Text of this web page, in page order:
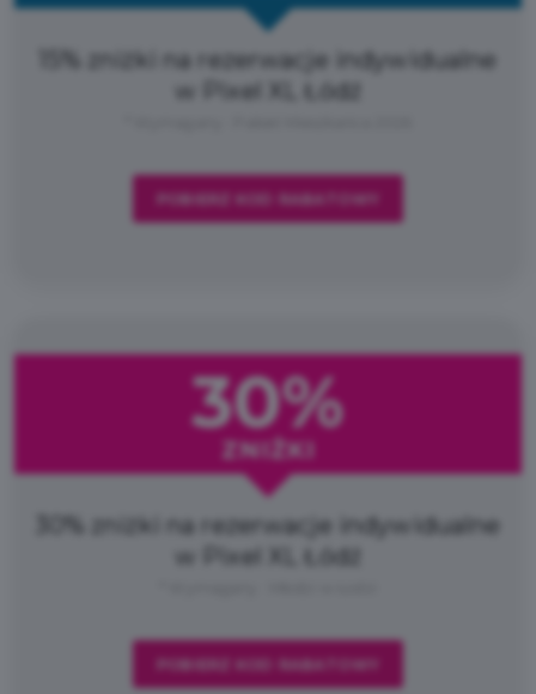
15% zniżki na rezerwacje indywidualne
w Pixel XL Łódź
POBIERZ KOD RABATOWY
30%
ZNIŻKI
30% zniżki na rezerwacje indywidualne
w Pixel XL Łódź
POBIERZ KOD RABATOWY